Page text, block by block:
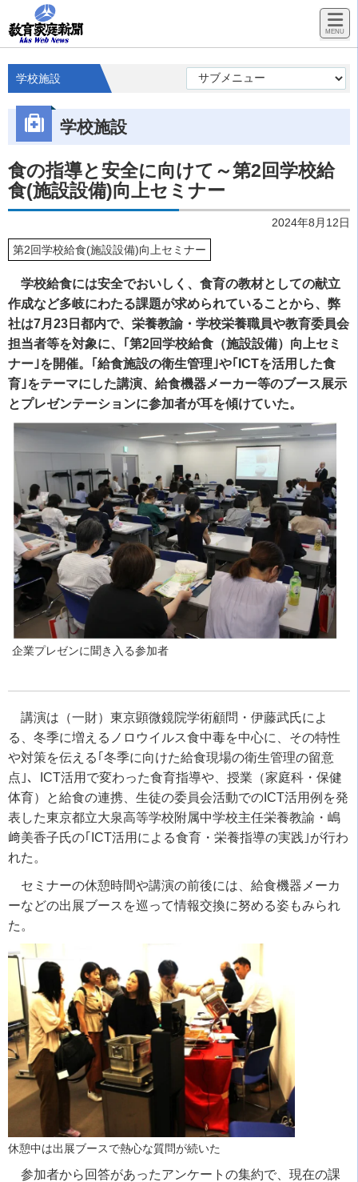
学校施設
学校施設
食の指導と安全に向けて～第2回学校給
食(施設設備)向上セミナー
2024年8月12日
第2回学校給食(施設設備)向上セミナー
学校給食には安全でおいしく、食育の教材としての献立
作成など多岐にわたる課題が求められていることから、弊
社は7月23日都内で、栄養教諭・学校栄養職員や教育委員会
担当者等を対象に、｢第2回学校給食（施設設備）向上セミ
ナー｣を開催。｢給食施設の衛生管理｣や｢ICTを活用した食
育｣をテーマにした講演、給食機器メーカー等のブース展示
とプレゼンテーションに参加者が耳を傾けていた。
企業プレゼンに聞き入る参加者
講演は（一財）東京顕微鏡院学術顧問・伊藤武氏によ
る、冬季に増えるノロウイルス食中毒を中心に、その特性
や対策を伝える｢冬季に向けた給食現場の衛生管理の留意
点｣、ICT活用で変わった食育指導や、授業（家庭科・保健
体育）と給食の連携、生徒の委員会活動でのICT活用例を発
表した東京都立大泉高等学校附属中学校主任栄養教諭・嶋
﨑美香子氏の｢ICT活用による食育・栄養指導の実践｣が行わ
れた。
セミナーの休憩時間や講演の前後には、給食機器メーカ
ーなどの出展ブースを巡って情報交換に努める姿もみられ
た。
休憩中は出展ブースで熱心な質問が続いた
参加者から回答があったアンケートの集約で、現在の課